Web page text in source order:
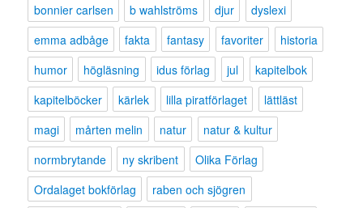
bonnier carlsen
b wahlströms djur
dyslexi
emma adbåge
fakta fantasy favoriter
historia
humor
högläsning idus förlag jul
kapitelbok
kapitelböcker
kärlek lilla piratförlaget
lättläst
magi
mårten melin natur
natur & kultur
normbrytande
ny skribent
Olika Förlag
Ordalaget bokförlag
raben och sjögren